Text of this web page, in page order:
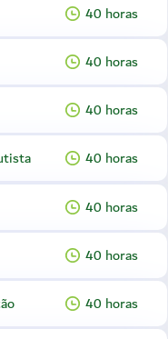
40 horas
40 horas
40 horas
40 horas
40 horas
40 horas
40 horas